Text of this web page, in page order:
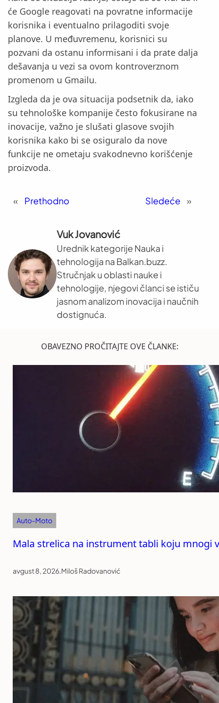
će Google reagovati na povratne informacije
korisnika i eventualno prilagoditi svoje
planove. U međuvremenu, korisnici su
pozvani da ostanu informisani i da prate dalja
dešavanja u vezi sa ovom kontroverznom
promenom u Gmailu.
Izgleda da je ova situacija podsetnik da, iako
su tehnološke kompanije često fokusirane na
inovacije, važno je slušati glasove svojih
korisnika kako bi se osiguralo da nove
funkcije ne ometaju svakodnevno korišćenje
proizvoda.
« Prethodno Sledeće »
Vuk Jovanović
Urednik kategorije Nauka i
tehnologija na Balkan.buzz.
Stručnjak u oblasti nauke i
tehnologije, njegovi članci se ističu
jasnom analizom inovacija i naučnih
dostignuća.
OBAVEZNO PROČITAJTE OVE ČLANKE:
Auto-Moto
Mala strelica na instrument tabli koju mnogi
avgust 8, 2026.Miloš Radovanović